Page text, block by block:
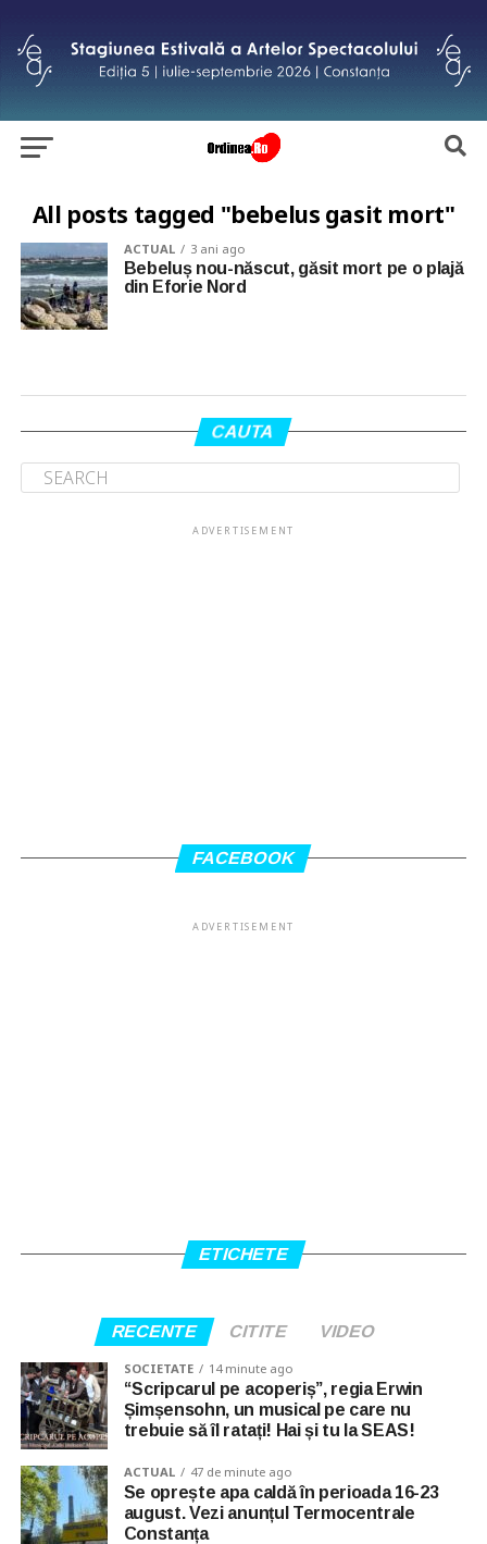
All posts tagged "bebelus gasit mort"
ACTUAL 3 ani ago
Bebeluș nou-născut, găsit mort pe o plajă
din Eforie Nord
CAUTA
ADVERTISEMENT
FACEBOOK
ADVERTISEMENT
ETICHETE
RECENTE CITITE VIDEO
SOCIETATE 14 minute ago
“Scripcarul pe acoperiș”, regia Erwin
Șimșensohn, un musical pe care nu
trebuie să îl ratați! Hai și tu la SEAS!
ACTUAL 47 de minute ago
Se oprește apa caldă în perioada 16-23
august. Vezi anunțul Termocentrale
Constanța